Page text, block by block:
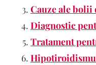
Cauze ale
Diagnostic
Tratament